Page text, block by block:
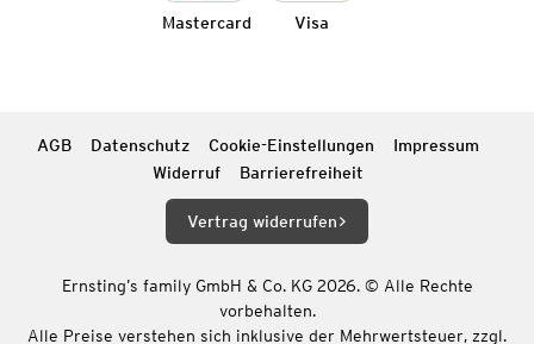
Mastercard Visa
AGB Datenschutz Cookie-Einstellungen
Impressum
Widerruf
Barrierefreiheit
Vertrag widerrufen
Ernsting’s family GmbH & Co. KG 2026. © Alle Rechte
vorbehalten.
Alle Preise verstehen sich inklusive der Mehrwertsteuer, zzgl.